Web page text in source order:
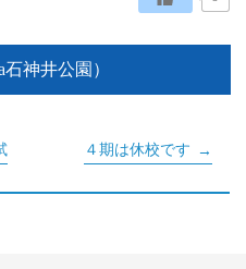
神井公園）
４期は休校です